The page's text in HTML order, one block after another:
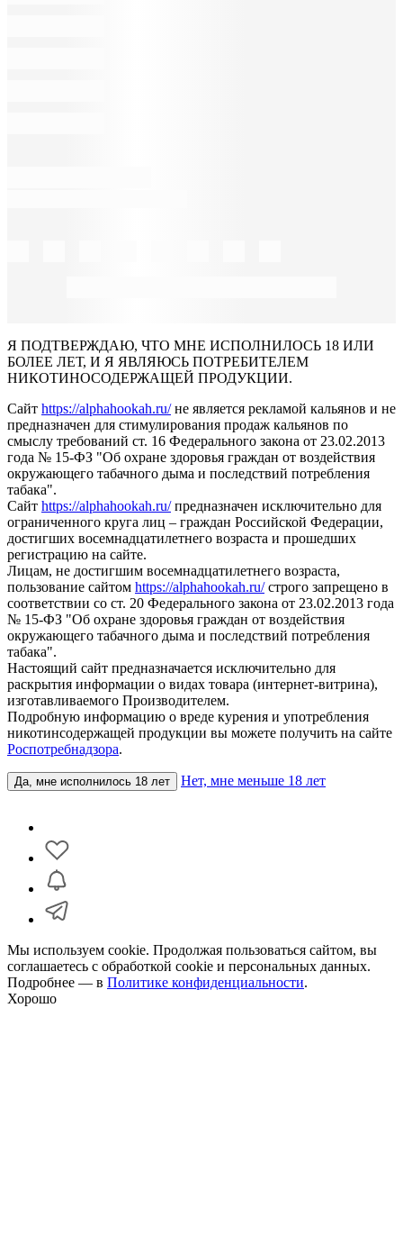
Я ПОДТВЕРЖДАЮ, ЧТО МНЕ ИСПОЛНИЛОСЬ 18 ИЛИ
БОЛЕЕ ЛЕТ, И Я ЯВЛЯЮСЬ ПОТРЕБИТЕЛЕМ
НИКОТИНОСОДЕРЖАЩЕЙ ПРОДУКЦИИ.
Сайт https://alphahookah.ru/не является рекламой кальянов и не
предназначен для стимулирования продаж кальянов по
смыслу требований ст. 16 Федерального закона от 23.02.2013
года № 15-ФЗ "Об охране здоровья граждан от воздействия
окружающего табачного дыма и последствий потребления
табака".
Сайт https://alphahookah.ru/предназначен исключительно для
ограниченного круга лиц – граждан Российской Федерации,
достигших восемнадцатилетнего возраста и прошедших
регистрацию на сайте.
Лицам, не достигшим восемнадцатилетнего возраста,
пользование сайтом https://alphahookah.ru/строго запрещено в
соответствии со ст. 20 Федерального закона от 23.02.2013 года
№ 15-ФЗ "Об охране здоровья граждан от воздействия
окружающего табачного дыма и последствий потребления
табака".
Настоящий сайт предназначается исключительно для
раскрытия информации о видах товара (интернет-витрина),
изготавливаемого Производителем.
Подробную информацию о вреде курения и употребления
никотинсодержащей продукции вы можете получить на сайте
Роспотребнадзора.
Да, мне исполнилось 18 лет Нет, мне меньше 18 лет
Мы используем cookie. Продолжая пользоваться сайтом, вы
соглашаетесь с обработкой cookie и персональных данных.
Подробнее — в Политике конфиденциальности.
Хорошо